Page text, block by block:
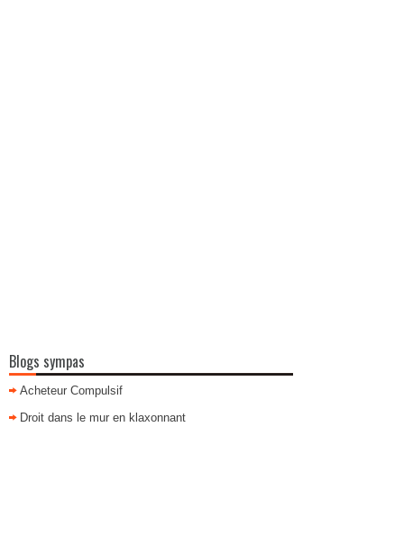
Blogs sympas
Acheteur Compulsif
Droit dans le mur en klaxonnant